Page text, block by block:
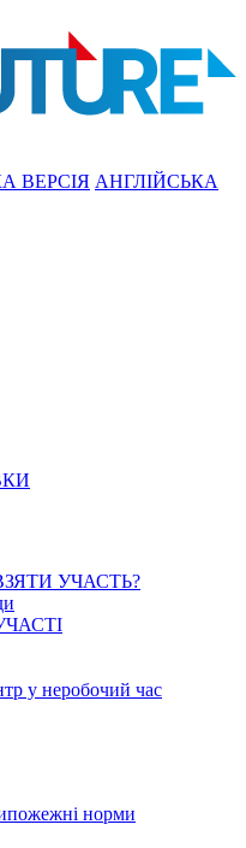
ВЕРСІЯ АНГЛІЙСЬКА
УЧАСТЬ?
у неробочий час
норми